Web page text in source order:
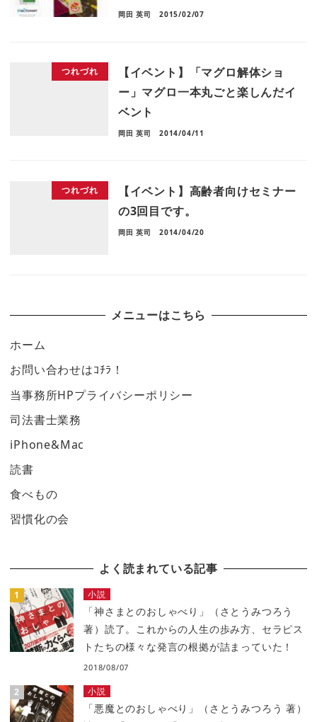
岡田 英司 2015/02/07
つれづれ
【イベント】「マグロ解体ショ
ー」マグロ一本丸ごと楽しんだイ
ベント
岡田 英司 2014/04/11
つれづれ
【イベント】高齢者向けセミナー
の3回目です。
岡田 英司 2014/04/20
メニューはこちら
ホーム
お問い合わせはｺﾁﾗ！
当事務所HPプライバシーポリシー
司法書士業務
iPhone&Mac
読書
食べもの
習慣化の会
よく読まれている記事
小説
「神さまとのおしゃべり」（さとうみつろう
著）読了。これからの人生の歩み方、セラピス
トたちの様々な発言の根拠が詰まっていた！
2018/08/07
小説
「悪魔とのおしゃべり」（さとうみつろう 著）